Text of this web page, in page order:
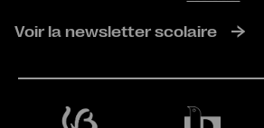
Voir la newsletter scolaire